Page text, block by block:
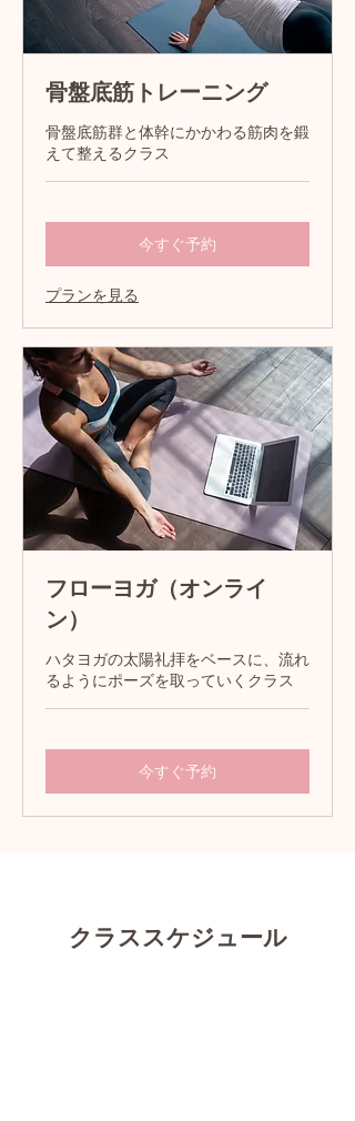
骨盤底筋トレーニング
骨盤底筋群と体幹にかかわる筋肉を鍛
えて整えるクラス
今すぐ予約
プランを見る
フローヨガ（オンライ
ン）
ハタヨガの太陽礼拝をベースに、流れ
るようにポーズを取っていくクラス
今すぐ予約
クラススケジュール